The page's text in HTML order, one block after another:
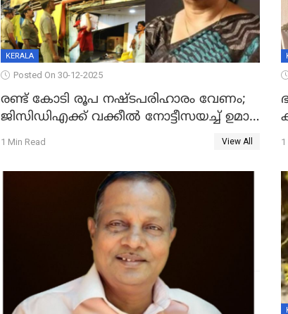
KERALA
Posted On 30-12-2025
രണ്ട് കോടി രൂപ നഷ്ടപരിഹാരം വേണം;
ജിസിഡിഎക്ക് വക്കീൽ നോട്ടീസയച്ച് ഉമാ
തോമസ്
1 Min Read View All 1